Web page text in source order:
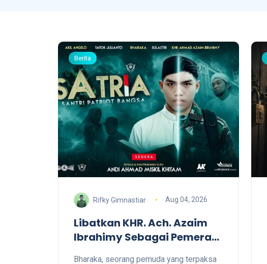
Berita
Rifky Gimnastiar Aug 04, 2026
Libatkan KHR. Ach. Azaim
Ibrahimy Sebagai Pemeran,
Bharaka, seorang pemuda yang terpaksa